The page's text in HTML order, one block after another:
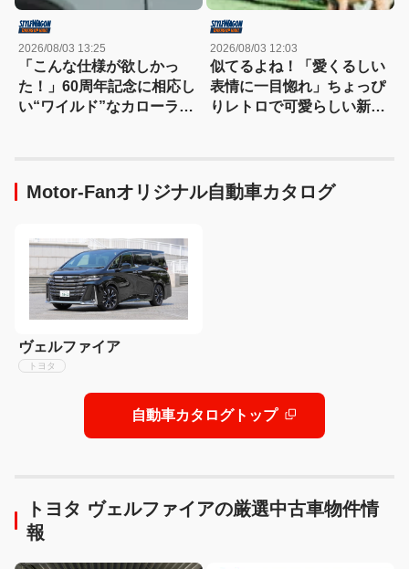
2026/08/03 13:25
「こんな仕様が欲しかっ
た！」60周年記念に相応し
い“ワイルド”なカローラク
2026/08/03 12:03
似てるよね！「愛くるしい
表情に一目惚れ」ちょっぴ
りレトロで可愛らしい新型
Motor-Fanオリジナル自動車カタログ
ヴェルファイア
トヨタ
自動車カタログトップ
トヨタ ヴェルファイアの厳選中古車物件情
報